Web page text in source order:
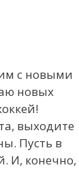
с новыми
новых
выходите
Пусть в
И, конечно,